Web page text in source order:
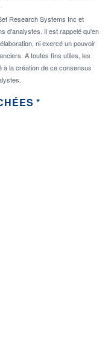
Research Systems Inc et
d'analystes. Il est rappelé qu'en
ni exercé un pouvoir
A toutes fins utiles, les
à la création de ce consensus
*